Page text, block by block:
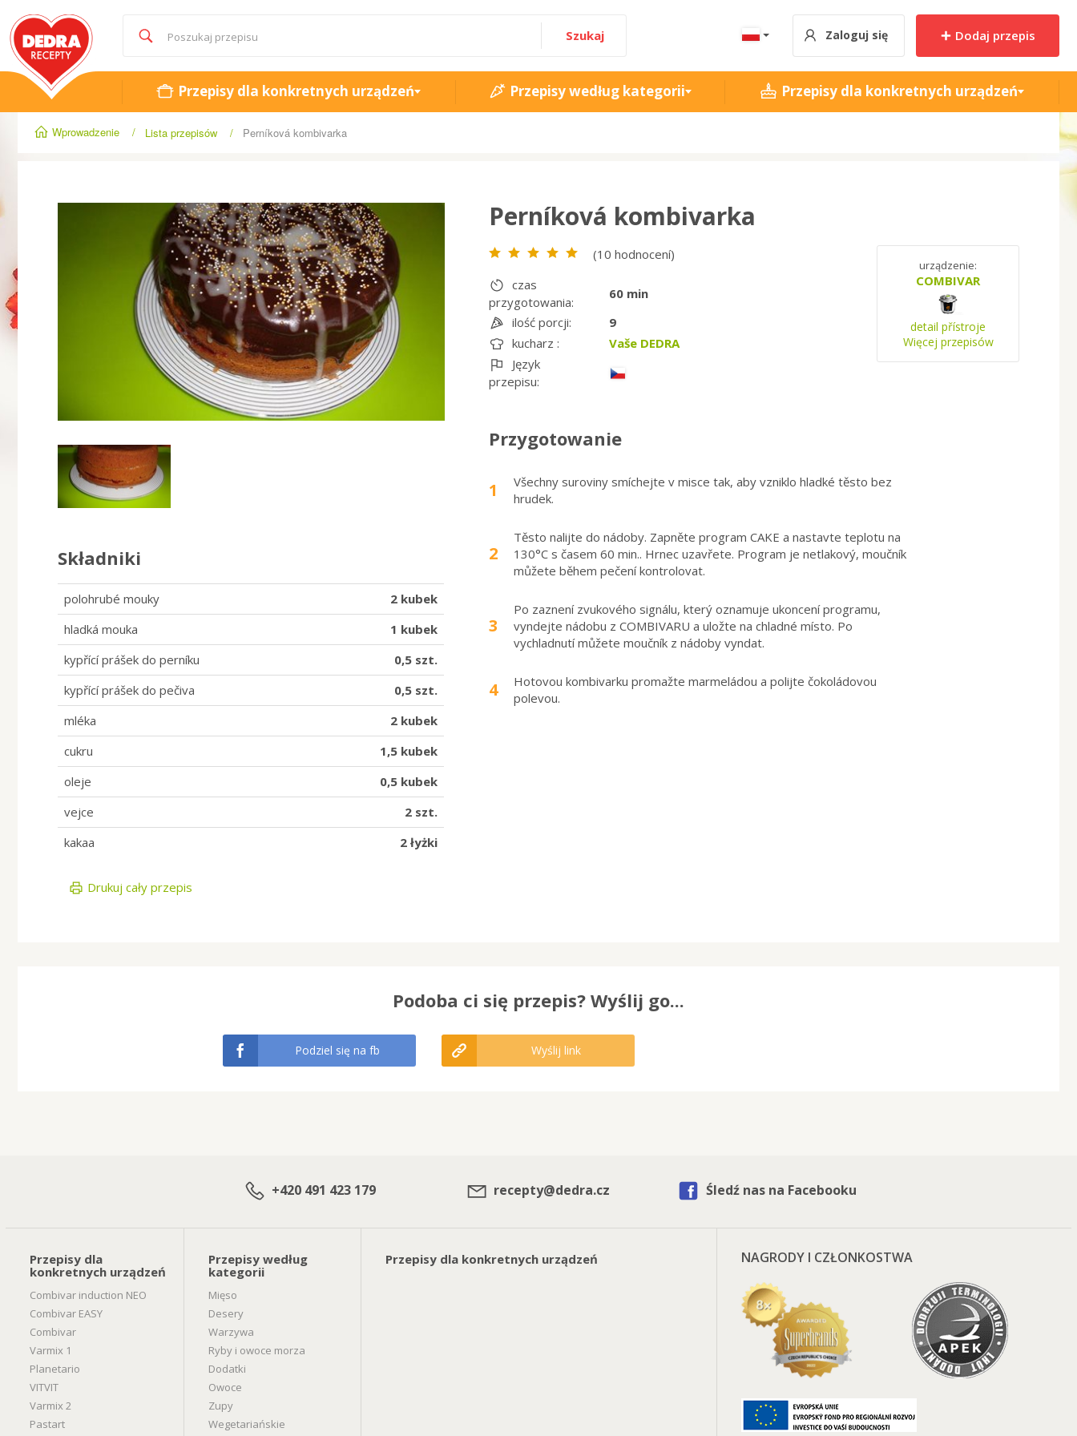
Szukaj Zaloguj się Dodaj przepis
Przepisy dla konkretnych urządzeń Przepisy według kategorii Przepisy dla konkretnych urządzeń
Wprowadzenie / Lista przepisów / Perníková kombivarka
Składniki
polohrubé mouky
2 kubek
hladká mouka
1 kubek
kypřící prášek do perníku
0,5 szt.
kypřící prášek do pečiva
0,5 szt.
mléka
2 kubek
cukru
1,5 kubek
oleje
0,5 kubek
vejce
2 szt.
kakaa
2 łyżki
Drukuj cały przepis
Perníková kombivarka
(10 hodnocení)
czas
przygotowania:
60 min
ilość porcji:
9
kucharz :
Vaše DEDRA
Język
przepisu:
urządzenie:
COMBIVAR
detail přístroje
Więcej przepisów
Przygotowanie
1
Všechny suroviny smíchejte v misce tak, aby vzniklo hladké těsto bez
hrudek.
2
Těsto nalijte do nádoby. Zapněte program CAKE a nastavte teplotu na
130°C s časem 60 min.. Hrnec uzavřete. Program je netlakový, moučník
můžete během pečení kontrolovat.
3
Po zaznení zvukového signálu, který oznamuje ukoncení programu,
vyndejte nádobu z COMBIVARU a uložte na chladné místo. Po
vychladnutí můžete moučník z nádoby vyndat.
4
Hotovou kombivarku promažte marmeládou a polijte čokoládovou
polevou.
Podoba ci się przepis? Wyślij go...
Podziel się na fb Wyślij link
+420 491 423 179 recepty@dedra.cz Śledź nas na Facebooku
Przepisy dla
konkretnych urządzeń
Combivar induction NEO
Combivar EASY
Combivar
Varmix 1
Planetario
VITVIT
Varmix 2
Pastart
Przepisy według
kategorii
Mięso
Desery
Warzywa
Ryby i owoce morza
Dodatki
Owoce
Zupy
Wegetariańskie
Przepisy dla konkretnych urządzeń NAGRODY I CZŁONKOSTWA